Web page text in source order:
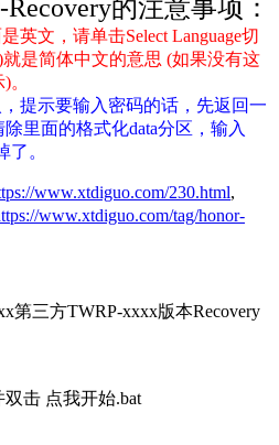
的注意事项：
英文，请单击Select Language切
就是简体中文的意思 (如果没有这
提示要输入密码的话，先返回一
里面的格式化data分区，输入
了。
www.xtdiguo.com/230.html,
www.xtdiguo.com/tag/honor-
第三方TWRP-xxxx版本Recovery
击 点我开始.bat